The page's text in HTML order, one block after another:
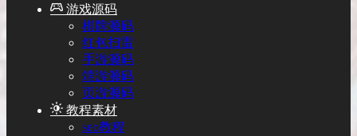
游戏源码
棋牌源码
红包扫雷
手游源码
端游源码
页游源码
教程素材
seo教程